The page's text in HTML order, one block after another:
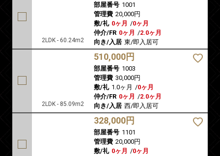
2LDK - 60.24m2
部屋番号 1001
管理費 20,000円
敷/礼 0ヶ月 /0ヶ月
仲介/FR 0ヶ月 /2.0ヶ月
向き/入居 東/即入居可
2LDK - 85.09m2
510,000円
部屋番号 1003
管理費 30,000円
敷/礼 1.0ヶ月 /0ヶ月
仲介/FR 0ヶ月 /2.0ヶ月
向き/入居 西/即入居可
328,000円
部屋番号 1101
管理費 20,000円
敷/礼 0ヶ月 /0ヶ月